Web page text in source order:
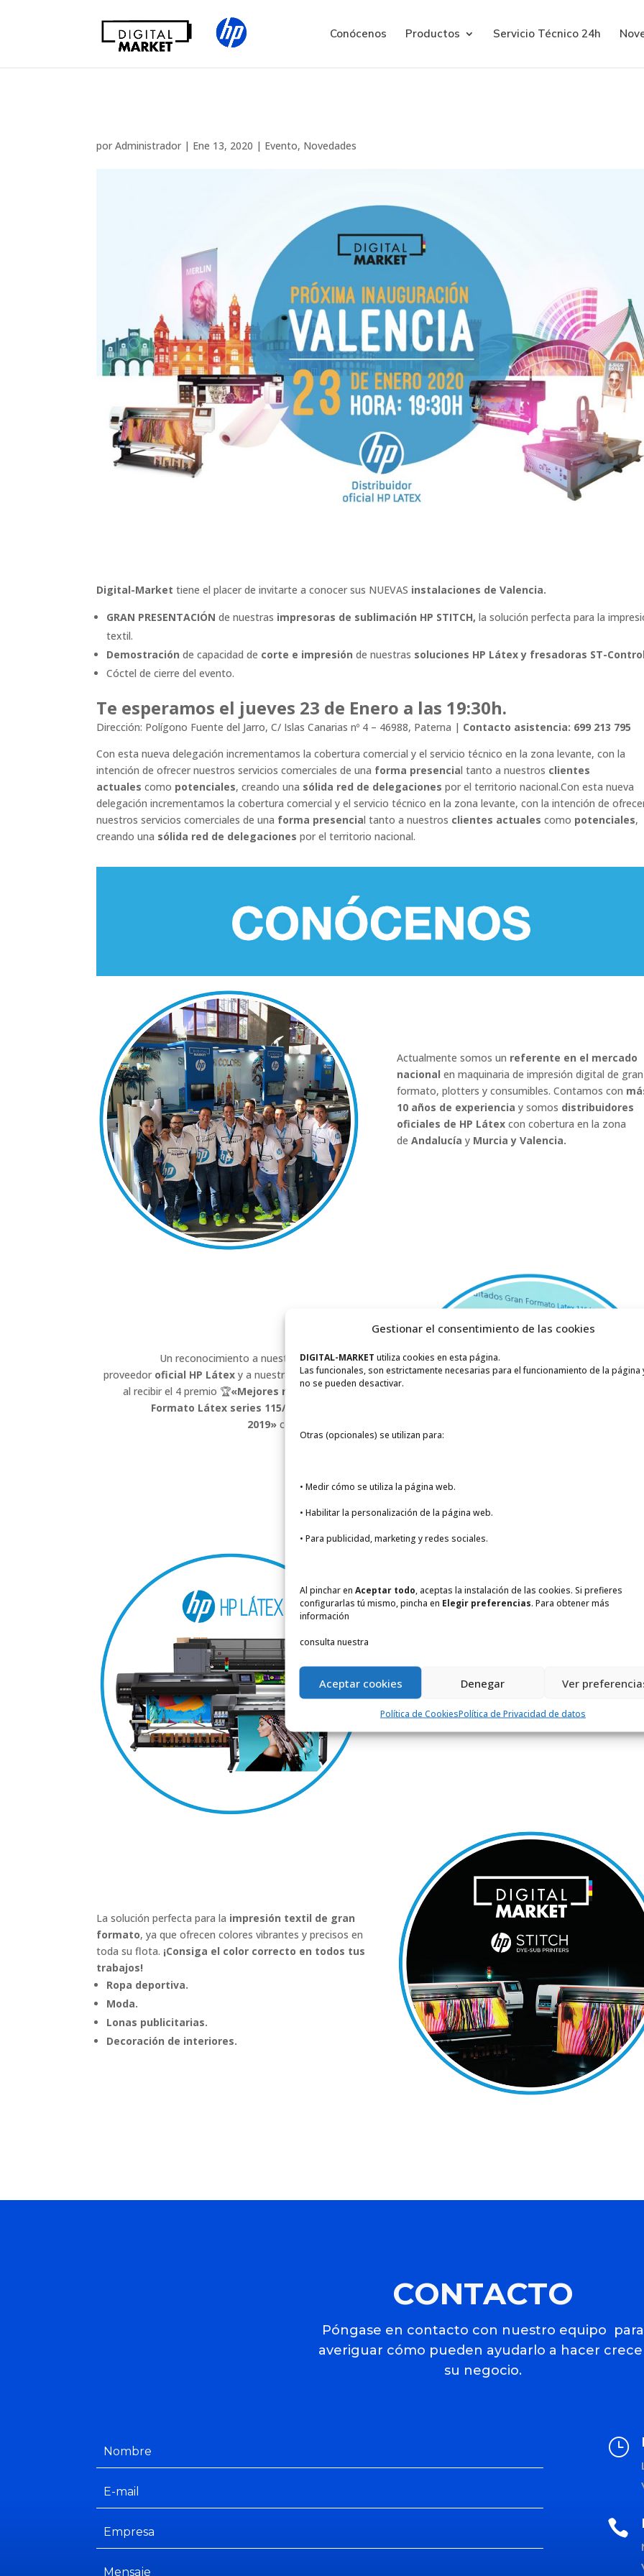
Gestionar el consentimiento de las cookies
DIGITAL-MARKET utiliza cookies en esta página.
Las funcionales, son estrictamente necesarias para el funcionamiento de la página
no se pueden desactivar.
Otras (opcionales) se utilizan para:
• Medir cómo se utiliza la página web.
• Habilitar la personalización de la página web.
• Para publicidad, marketing y redes sociales.
Al pinchar en Aceptar todo, aceptas la instalación de las cookies. Si prefieres
configurarlas tú mismo, pincha en Elegir preferencias. Para obtener más
información
consulta nuestra
Aceptar cookies Denegar Ver
Política de CookiesPolítica de Privacidad de datos
Conócenos Productos Servicio Técnico 24h
porAdministrador | Ene 13, 2020 | Evento, Novedades
Digital-Market tiene el placer de invitarte a conocer sus NUEVAS instalaciones de Valencia.
GRAN PRESENTACIÓN de nuestras impresoras de sublimación HP STITCH, la solución perfecta para la
textil.
Demostración de capacidad de corte e impresión de nuestras soluciones HP Látex y fresadoras ST-
Cóctel de cierre del evento.
Te esperamos el jueves 23 de Enero a las 19:30h.
Dirección: Polígono Fuente del Jarro, C/ Islas Canarias nº 4 – 46988, Paterna | Contacto asistencia: 699 213 795
Con esta nueva delegación incrementamos la cobertura comercial y el servicio técnico en la zona levante, con la
intención de ofrecer nuestros servicios comerciales de una forma presencial tanto a nuestros clientes
actuales como potenciales, creando una sólida red de delegaciones por el territorio nacional.Con esta nueva
delegación incrementamos la cobertura comercial y el servicio técnico en la zona levante, con la intención de
nuestros servicios comerciales de una forma presencial tanto a nuestros clientes actuales como potenciales,
creando una sólida red de delegaciones por el territorio nacional.
Actualmente somos un referente en el mercado
nacional en maquinaria de impresión digital de gran
formato, plotters y consumibles. Contamos con
10 años de experiencia y somos distribuidores
oficiales de HP Látexcon cobertura en la zona
de Andalucía y Murcia y Valencia.
Un reconocimiento a nuestro trabajo como
proveedor oficial HP Látex y a nuestra profesionalidad
al recibir el 4 premio 🏆«Mejores resultados Gran
Formato Látex series 115/300/500 España
2019» concedido por HP.
HP Látex
para carteles, lonas, papel para la pared y más.
Reinventa tus posibilidades con la
ecológicagracias a sustintas con base de agua.
La solución perfecta para la impresión textil de gran
formato, ya que ofrecen colores vibrantes y precisos en
toda su flota. ¡Consiga el color correcto en todos tus
trabajos!
Ropa deportiva.
Moda.
Lonas publicitarias.
Decoración de interiores.
CONTACTO
Póngase en contacto con nuestro equipo para
averiguar cómo pueden ayudarlo a hacer
su negocio.
}
